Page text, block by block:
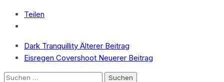
Teilen
Dark Tranquillity Älterer Beitrag
Eisregen Covershoot Neuerer Beitrag
Suchen